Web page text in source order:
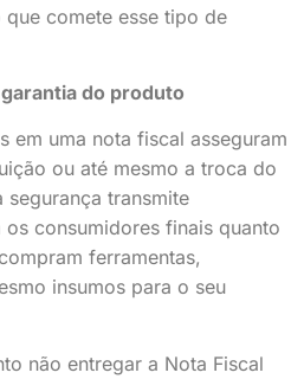
comete esse tipo de
do produto
em uma nota fiscal asseguram
ou até mesmo a troca do
transmite
consumidores finais quanto
ferramentas,
insumos para o seu
não entregar a Nota Fiscal